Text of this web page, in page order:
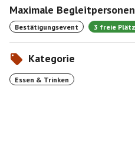
Maximale
Bestätigungsevent 3 freie
Kategorie
Essen & Trinken